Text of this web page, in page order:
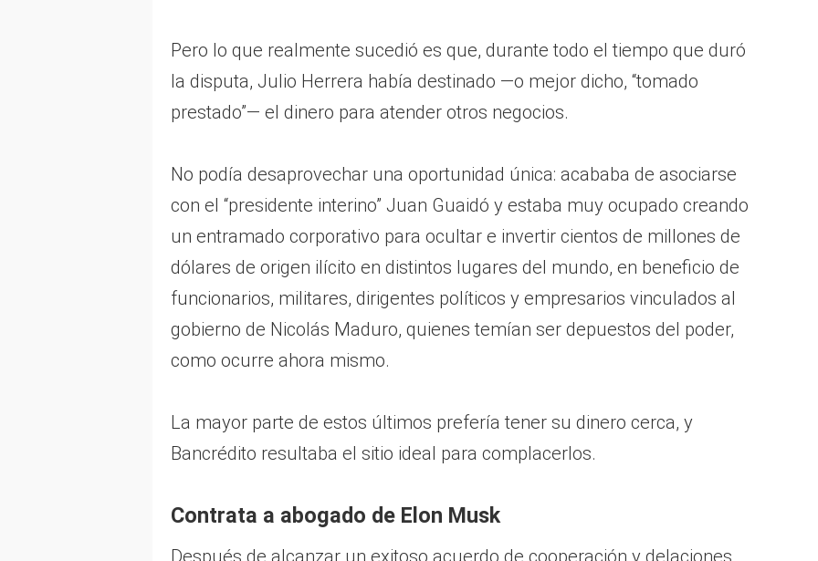
Pero lo que realmente sucedió es que, durante todo el tiempo que duró
la disputa, Julio Herrera había destinado —o mejor dicho, “tomado
prestado”— el dinero para atender otros negocios.
No podía desaprovechar una oportunidad única: acababa de asociarse
con el “presidente interino” Juan Guaidó y estaba muy ocupado creando
un entramado corporativo para ocultar e invertir cientos de millones de
dólares de origen ilícito en distintos lugares del mundo, en beneficio de
funcionarios, militares, dirigentes políticos y empresarios vinculados al
gobierno de Nicolás Maduro, quienes temían ser depuestos del poder,
como ocurre ahora mismo.
La mayor parte de estos últimos prefería tener su dinero cerca, y
Bancrédito resultaba el sitio ideal para complacerlos.
Contrata a abogado de Elon Musk